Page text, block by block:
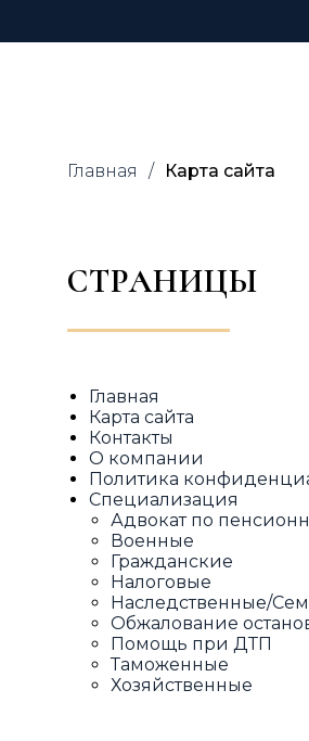
Главная Карта сайта
СТРАНИЦЫ
Главная
Карта сайта
Контакты
О компании
Политика
Специализация
Адвокат по
Военные
Гражданские
Налоговые
Наследственные/
Обжалование
Помощь при ДТП
Таможенные
Хозяйственные